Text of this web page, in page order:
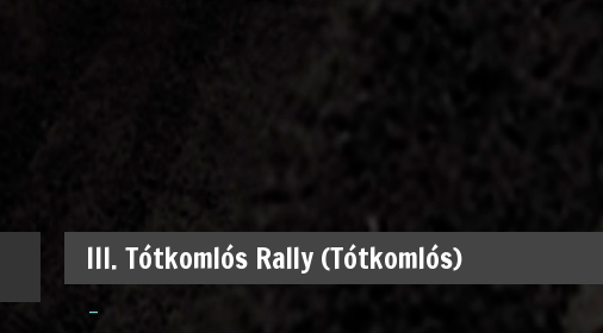
III. Tótkomlós Rally (Tótkomlós)
–